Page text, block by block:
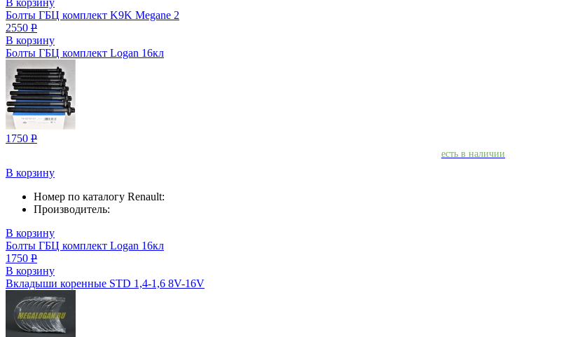
В корзину
Болты ГБЦ комплект K9K Megane 2
2550 Р
В корзину
Болты ГБЦ комплект Logan 16кл
1750 Р
есть в наличии
В корзину
Номер по каталогу Renault:
Производитель:
В корзину
Болты ГБЦ комплект Logan 16кл
1750 Р
В корзину
Вкладыши коренные STD 1,4-1,6 8V-16V